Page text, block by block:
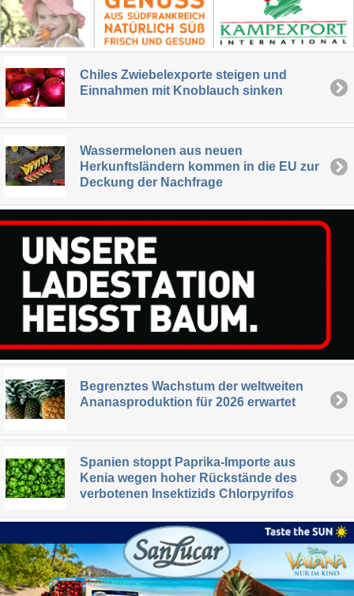
Chiles Zwiebelexporte steigen und
Einnahmen mit Knoblauch sinken
Wassermelonen aus neuen
Herkunftsländern kommen in die EU zur
Deckung der Nachfrage
Begrenztes Wachstum der weltweiten
Ananasproduktion für 2026 erwartet
Spanien stoppt Paprika-Importe aus
Kenia wegen hoher Rückstände des
verbotenen Insektizids Chlorpyrifos